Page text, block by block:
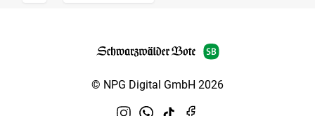
© NPG Digital GmbH 2026